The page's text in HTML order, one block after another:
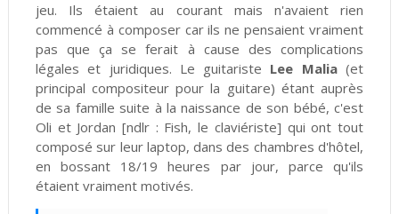
jeu. Ils étaient au courant mais n'avaient rien
commencé à composer car ils ne pensaient vraiment
pas que ça se ferait à cause des complications
légales et juridiques. Le guitariste Lee Malia(et
principal compositeur pour la guitare) étant auprès
de sa famille suite à la naissance de son bébé, c'est
Oli et Jordan [ndlr : Fish, le claviériste] qui ont tout
composé sur leur laptop, dans des chambres d'hôtel,
en bossant 18/19 heures par jour, parce qu'ils
étaient vraiment motivés.